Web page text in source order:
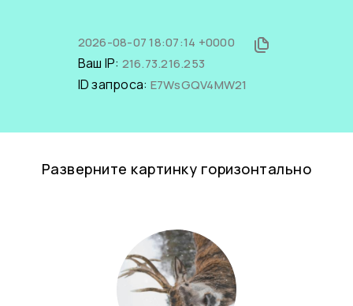
2026-08-07 18:07:14 +0000
Ваш IP: 216.73.216.253
ID запроса: E7WsGQV4MW21
Разверните картинку горизонтально